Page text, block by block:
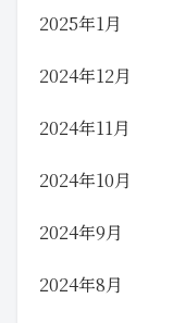
2025年1月
2024年12月
2024年11月
2024年10月
2024年9月
2024年8月